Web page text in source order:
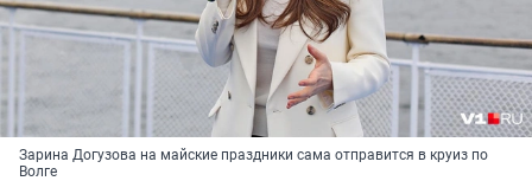
Зарина Догузова на майские праздники сама отправится в круиз по
Волге